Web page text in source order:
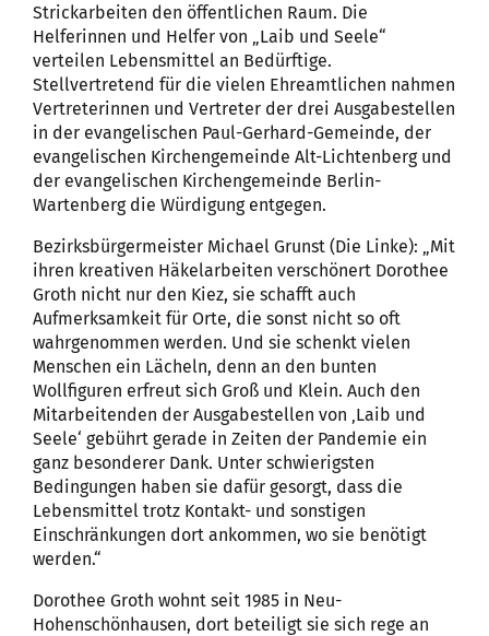
Strickarbeiten den öffentlichen Raum. Die
Helferinnen und Helfer von „Laib und Seele“
verteilen Lebensmittel an Bedürftige.
Stellvertretend für die vielen Ehreamtlichen nahmen
Vertreterinnen und Vertreter der drei Ausgabestellen
in der evangelischen Paul-Gerhard-Gemeinde, der
evangelischen Kirchengemeinde Alt-Lichtenberg und
der evangelischen Kirchengemeinde Berlin-
Wartenberg die Würdigung entgegen.
Bezirksbürgermeister Michael Grunst (Die Linke): „Mit
ihren kreativen Häkelarbeiten verschönert Dorothee
Groth nicht nur den Kiez, sie schafft auch
Aufmerksamkeit für Orte, die sonst nicht so oft
wahrgenommen werden. Und sie schenkt vielen
Menschen ein Lächeln, denn an den bunten
Wollfiguren erfreut sich Groß und Klein. Auch den
Mitarbeitenden der Ausgabestellen von ‚Laib und
Seele‘ gebührt gerade in Zeiten der Pandemie ein
ganz besonderer Dank. Unter schwierigsten
Bedingungen haben sie dafür gesorgt, dass die
Lebensmittel trotz Kontakt- und sonstigen
Einschränkungen dort ankommen, wo sie benötigt
werden.“
Dorothee Groth wohnt seit 1985 in Neu-
Hohenschönhausen, dort beteiligt sie sich rege an